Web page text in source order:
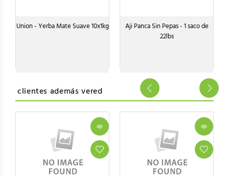
Union - Yerba Mate Suave 10x1kg
Aji Panca Sin Pepas - 1 saco de
22lbs
clientes además vered